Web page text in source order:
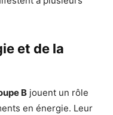
et de la
B jouent un rôle
en énergie. Leur